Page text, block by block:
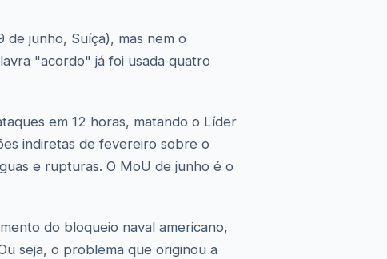
de junho, Suíça), mas nem o
"acordo" já foi usada quatro
em 12 horas, matando o Líder
indiretas de fevereiro sobre o
e rupturas. O MoU de junho é o
do bloqueio naval americano,
seja, o problema que originou a